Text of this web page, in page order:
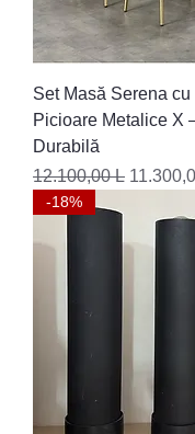
Set Masă Serena
Picioare Metalice X
Durabilă
Preț normal
12.100,00 L Preț
-18%